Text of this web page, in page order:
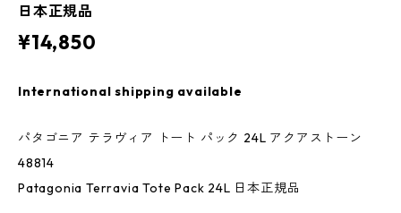
日本正規品
¥14,850
International shipping available
パタゴニア テラヴィア トート パック 24L アクアストーン
48814
Patagonia Terravia Tote Pack 24L 日本正規品